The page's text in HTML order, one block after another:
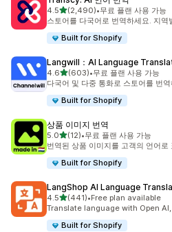
4.5별 5개 중
(2,490)
총 리뷰 2490개
•무료 플랜 사용 가능
스토어를 다국어로 번역하세요. 지역
Built for Shopify
Langwill：AI Language
4.6별 5개 중
(603)
총 리뷰 603개
•무료 플랜 사용 가능
다국어 및 다중 통화로 스토어를 번
Built for Shopify
상품 이미지 번역
5.0별 5개 중
(12)
총 리뷰 12개
•무료 플랜 사용 가능
번역된 상품 이미지를 고객의 언어로
Built for Shopify
LangShop AI Language
4.5별 5개 중
(441)
총 리뷰 441개
•Free plan available
Translate language with Open
Built for Shopify